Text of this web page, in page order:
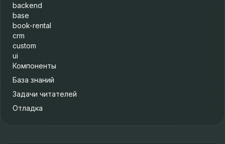
backend
base
book-rental
crm
custom
ui
Компоненты
База знаний
Задачи читателей
Отладка